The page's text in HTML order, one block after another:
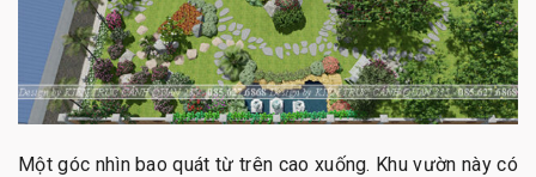
Một góc nhìn bao quát từ trên cao xuống. Khu vườn này có